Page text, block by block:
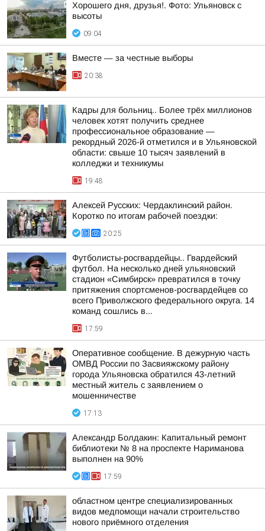
Хорошего дня, друзья!. Фото: Ульяновск с
высоты
09:04
Вместе — за честные выборы
20:38
Кадры для больниц.. Более трёх миллионов
человек хотят получить среднее
профессиональное образование —
рекордный 2026-й отметился и в Ульяновской
области: свыше 10 тысяч заявлений в
колледжи и техникумы
19:48
Алексей Русских: Чердаклинский район.
Коротко по итогам рабочей поездки:
20:25
Футболисты-росгвардейцы.. Гвардейский
футбол. На несколько дней ульяновский
стадион «Симбирск» превратился в точку
притяжения спортсменов-росгвардейцев со
всего Приволжского федерального округа. 14
команд сошлись в...
17:59
Оперативное сообщение. В дежурную часть
ОМВД России по Засвияжскому району
города Ульяновска обратился 43-летний
местный житель с заявлением о
мошенничестве
17:13
Александр Болдакин: Капитальный ремонт
библиотеки № 8 на проспекте Нариманова
выполнен на 90%
17:59
областном центре специализированных
видов медпомощи начали строительство
нового приёмного отделения